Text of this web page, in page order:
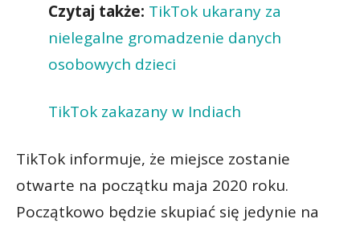
Czytaj także: TikTok ukarany za
nielegalne gromadzenie danych
osobowych dzieci
TikTok zakazany w Indiach
TikTok informuje, że miejsce zostanie
otwarte na początku maja 2020 roku.
Początkowo będzie skupiać się jedynie na